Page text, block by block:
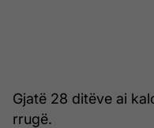
Gjatë 28 ditëve ai
rrugë.